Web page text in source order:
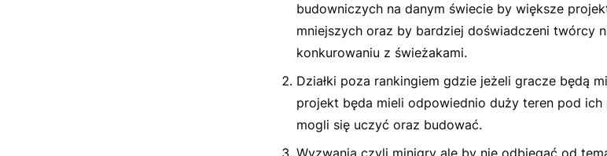
budowniczych na danym świecie by większe
mniejszych oraz by bardziej doświadczeni twórcy
konkurowaniu z świeżakami.
Działki poza rankingiem gdzie jeżeli gracze będą
projekt będa mieli odpowiednio duży teren pod ich
mogli się uczyć oraz budować.
Wyzwania czyli minigry ale by nie odbiegać od